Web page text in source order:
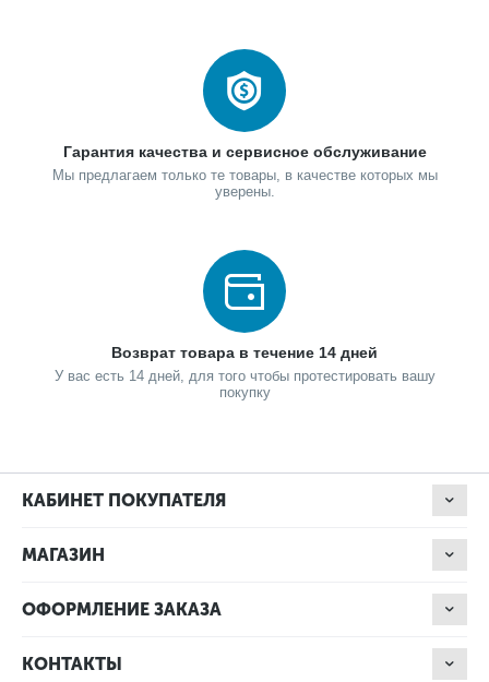
Гарантия качества и сервисное обслуживание
Мы предлагаем только те товары, в качестве которых мы
уверены.
Возврат товара в течение 14 дней
У вас есть 14 дней, для того чтобы протестировать вашу
покупку
КАБИНЕТ ПОКУПАТЕЛЯ
МАГАЗИН
ОФОРМЛЕНИЕ ЗАКАЗА
КОНТАКТЫ